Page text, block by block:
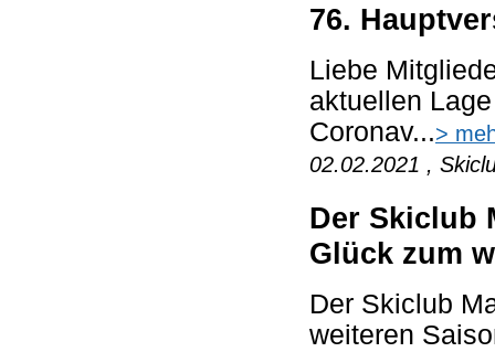
76.
Liebe
aktuellen
Coronav...>
02.02.2021 ,
Der Skiclub
Glück zum
Der Skiclub
weiteren